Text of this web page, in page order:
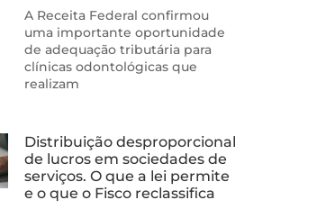
A Receita Federal confirmou
uma importante oportunidade
de adequação tributária para
clínicas odontológicas que
realizam
Distribuição desproporcional
de lucros em sociedades de
serviços. O que a lei permite
e o que o Fisco reclassifica